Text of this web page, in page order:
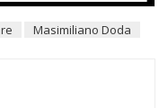
Masimiliano Doda